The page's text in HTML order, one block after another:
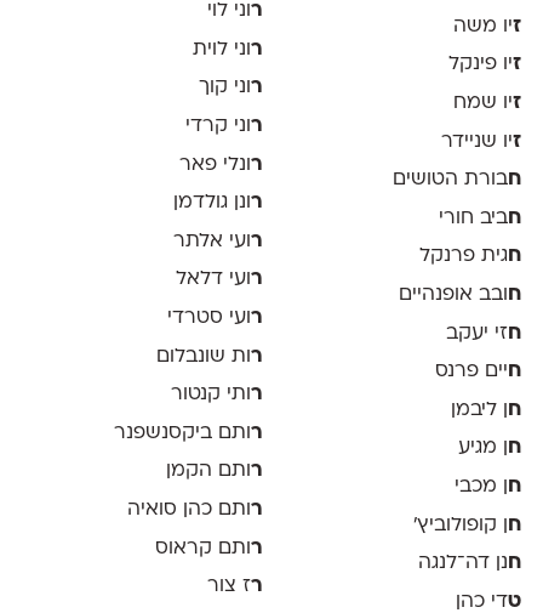
זיו משה
זיו פינקל
זיו שמח
זיו שניידר
חבורת הטושים
חביב חורי
חגית פרנקל
ח ובב אופנהיים
חזי יעקב
ח יים פרנס
ח
ן ליבמן
ח ן מגיע
ח
ן מכבי
חן קופולוביץ'
ח נן דה־לנגה
טדי כהן
רוני לוי
ר וני לוית
רוני קוך
ר וני קרדי
ר ונלי פאר
רונן גולדמן
ר ועי אלתר
רועי דלאל
ר ועי סטרדי
רות שונבלום
ר ותי קנטור
ר ותם ביקסנשפנר
רותם הקמן
ר ותם כהן סואיה
רותם קראוס
רז צור